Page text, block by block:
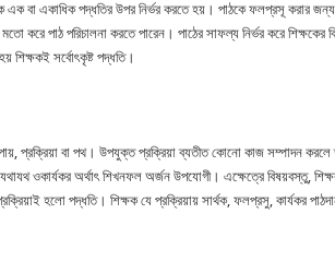
এক বা একাধিক পদ্ধতির উপর নির্ভর করতে হয়। পাঠকে ফলপ্রসূ করার
করে পাঠ পরিচালনা করতে পারেন। পাঠের সাফল্য নির্ভর করে শিক্ষকের
শিক্ষকই সর্বোৎকৃষ্ট পদ্ধতি।
প্রক্রিয়া বা পথ। উপযুক্ত প্রক্রিয়া ব্যতীত কোনো কাজ সম্পাদন করলে
ওকার্যকর অর্থাৎ শিখনফল অর্জন উপযোগী। এক্ষেত্রে বিষয়বস্তু, শিক্ষক,
হলো পদ্ধতি। শিক্ষক যে প্রক্রিয়ায় সার্থক, ফলপ্রসু, কার্যকর